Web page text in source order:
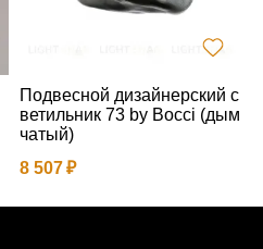
Подвесной дизайнерский с
ветильник 73 by Bocci (дым
чатый)
8 507